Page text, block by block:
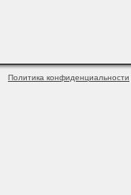
Политика конфиденциальности